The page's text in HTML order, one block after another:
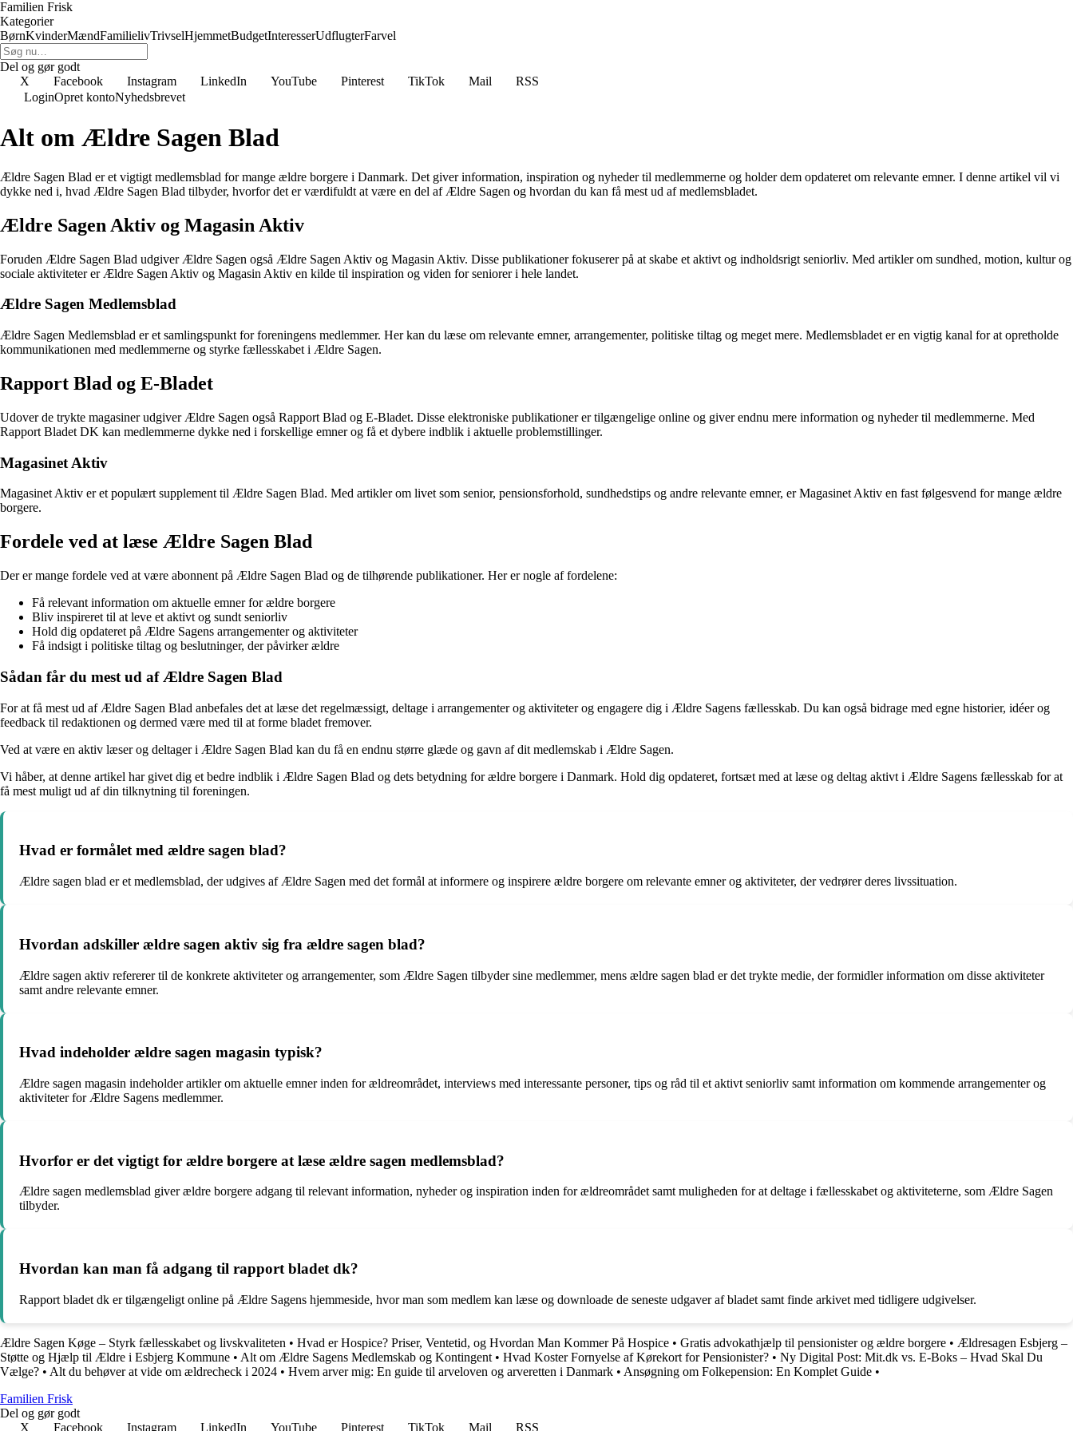
Familien Frisk
Kategorier
BørnKvinderMændFamilielivTrivselHjemmetBudgetInteresserUdflugterFarvel
Del og gør godt
X
Facebook Instagram LinkedIn YouTube Pinterest TikTok Mail
RSS
LoginOpret kontoNyhedsbrevet
Alt om Ældre Sagen Blad
Ældre Sagen Blad er et vigtigt medlemsblad for mange ældre borgere i Danmark. Det giver information, inspiration og nyheder til medlemmerne og holder dem opdateret om relevante emner. I denne artikel vil vi
dykke ned i, hvad Ældre Sagen Blad tilbyder, hvorfor det er værdifuldt at være en del af Ældre Sagen og hvordan du kan få mest ud af medlemsbladet.
Ældre Sagen Aktiv og Magasin Aktiv
Foruden Ældre Sagen Blad udgiver Ældre Sagen også Ældre Sagen Aktiv og Magasin Aktiv. Disse publikationer fokuserer på at skabe et aktivt og indholdsrigt seniorliv. Med artikler om sundhed, motion, kultur og
sociale aktiviteter er Ældre Sagen Aktiv og Magasin Aktiv en kilde til inspiration og viden for seniorer i hele landet.
Ældre Sagen Medlemsblad
Ældre Sagen Medlemsblad er et samlingspunkt for foreningens medlemmer. Her kan du læse om relevante emner, arrangementer, politiske tiltag og meget mere. Medlemsbladet er en vigtig kanal for at opretholde
kommunikationen med medlemmerne og styrke fællesskabet i Ældre Sagen.
Rapport Blad og E-Bladet
Udover de trykte magasiner udgiver Ældre Sagen også Rapport Blad og E-Bladet. Disse elektroniske publikationer er tilgængelige online og giver endnu mere information og nyheder til medlemmerne. Med
Rapport Bladet DK kan medlemmerne dykke ned i forskellige emner og få et dybere indblik i aktuelle problemstillinger.
Magasinet Aktiv
Magasinet Aktiv er et populært supplement til Ældre Sagen Blad. Med artikler om livet som senior, pensionsforhold, sundhedstips og andre relevante emner, er Magasinet Aktiv en fast følgesvend for mange ældre
borgere.
Fordele ved at læse Ældre Sagen Blad
Der er mange fordele ved at være abonnent på Ældre Sagen Blad og de tilhørende publikationer. Her er nogle af fordelene:
Få relevant information om aktuelle emner for ældre borgere
Bliv inspireret til at leve et aktivt og sundt seniorliv
Hold dig opdateret på Ældre Sagens arrangementer og aktiviteter
Få indsigt i politiske tiltag og beslutninger, der påvirker ældre
Sådan får du mest ud af Ældre Sagen Blad
For at få mest ud af Ældre Sagen Blad anbefales det at læse det regelmæssigt, deltage i arrangementer og aktiviteter og engagere dig i Ældre Sagens fællesskab. Du kan også bidrage med egne historier, idéer og
feedback til redaktionen og dermed være med til at forme bladet fremover.
Ved at være en aktiv læser og deltager i Ældre Sagen Blad kan du få en endnu større glæde og gavn af dit medlemskab i Ældre Sagen.
Vi håber, at denne artikel har givet dig et bedre indblik i Ældre Sagen Blad og dets betydning for ældre borgere i Danmark. Hold dig opdateret, fortsæt med at læse og deltag aktivt i Ældre Sagens fællesskab for at
få mest muligt ud af din tilknytning til foreningen.
Hvad er formålet med ældre sagen blad?
Ældre sagen blad er et medlemsblad, der udgives af Ældre Sagen med det formål at informere og inspirere ældre borgere om relevante emner og aktiviteter, der vedrører deres livssituation.
Hvordan adskiller ældre sagen aktiv sig fra ældre sagen blad?
Ældre sagen aktiv refererer til de konkrete aktiviteter og arrangementer, som Ældre Sagen tilbyder sine medlemmer, mens ældre sagen blad er det trykte medie, der formidler information om disse aktiviteter
samt andre relevante emner.
Hvad indeholder ældre sagen magasin typisk?
Ældre sagen magasin indeholder artikler om aktuelle emner inden for ældreområdet, interviews med interessante personer, tips og råd til et aktivt seniorliv samt information om kommende arrangementer og
aktiviteter for Ældre Sagens medlemmer.
Hvorfor er det vigtigt for ældre borgere at læse ældre sagen medlemsblad?
Ældre sagen medlemsblad giver ældre borgere adgang til relevant information, nyheder og inspiration inden for ældreområdet samt muligheden for at deltage i fællesskabet og aktiviteterne, som Ældre Sagen
tilbyder.
Hvordan kan man få adgang til rapport bladet dk?
Rapport bladet dk er tilgængeligt online på Ældre Sagens hjemmeside, hvor man som medlem kan læse og downloade de seneste udgaver af bladet samt finde arkivet med tidligere udgivelser.
Ældre Sagen Køge – Styrk fællesskabet og livskvaliteten • Hvad er Hospice? Priser, Ventetid, og Hvordan Man Kommer På Hospice • Gratis advokathjælp til pensionister og ældre borgere • Ældresagen Esbjerg –
Støtte og Hjælp til Ældre i Esbjerg Kommune • Alt om Ældre Sagens Medlemskab og Kontingent • Hvad Koster Fornyelse af Kørekort for Pensionister? • Ny Digital Post: Mit.dk vs. E-Boks – Hvad Skal Du
Vælge? • Alt du behøver at vide om ældrecheck i 2024 • Hvem arver mig: En guide til arveloven og arveretten i Danmark • Ansøgning om Folkepension: En Komplet Guide •
Familien Frisk
Del og gør godt
X
Facebook Instagram LinkedIn YouTube Pinterest TikTok Mail RSS